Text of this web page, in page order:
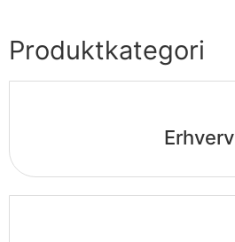
Produktkategori
Erhverv